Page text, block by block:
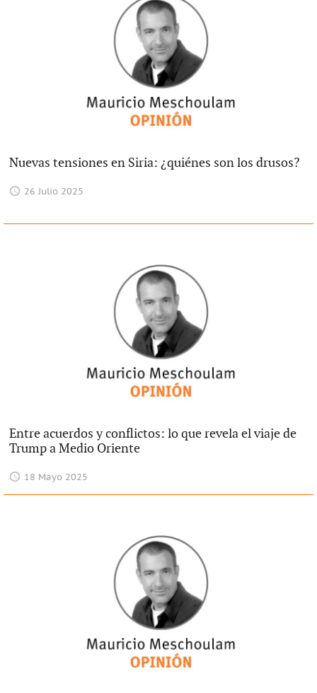
Nuevas tensiones en Siria: ¿quiénes son los drusos?
26 Julio 2025
Entre acuerdos y conflictos: lo que revela el viaje de
Trump a Medio Oriente
18 Mayo 2025